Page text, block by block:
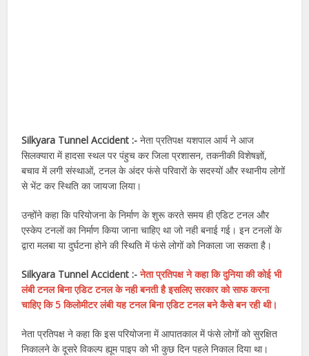
Silkyara Tunnel Accident :- नेता प्रतिपक्ष यशपाल आर्य ने आज
सिलक्यारा में हादसा स्थल पर पंहुच कर जिला प्रशासन, तकनीकी विशेषज्ञों,
बचाव में लगी संस्थाओं, टनल के अंदर फंसे परिवारों के सदस्यों और स्थानीय लोगों
से भेंट कर स्थिति का जायजा लिया।
उन्होंने कहा कि परियोजना के निर्माण के शुरू करते समय ही एडिट टनल और
एस्केप टनलों का निर्माण किया जाना चाहिए था जो नही बनाई गई। इन टनलों के
द्वारा मलबा या दुर्घटना होने की स्थिति में फंसे लोगों को निकाला जा सकता है।
Silkyara Tunnel Accident :- नेता प्रतिपक्ष ने कहा कि दुनिया की कोई भी
लंबी टनल बिना एडिट टनल के नही बनती है इसलिए सरकार को साफ करना
चाहिए कि 5 किलोमीटर लंबी यह टनल बिना एडिट टनल बने कैसे बन रही थी।
नेता प्रतिपक्ष ने कहा कि इस परियोजना में आपातकाल में फंसे लोगों को सुरक्षित
निकालने के दूसरे विकल्प ह्यूम पाइप को भी कुछ दिन पहले निकाल दिया था।